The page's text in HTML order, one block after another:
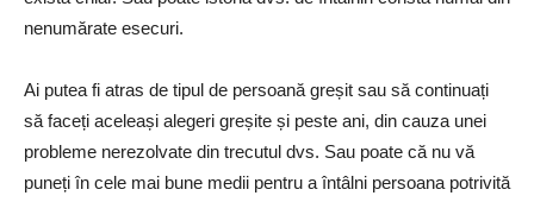
nenumărate esecuri.
Ai putea fi atras de tipul de persoană greșit sau să continuați
să faceți aceleași alegeri greșite și peste ani, din cauza unei
probleme nerezolvate din trecutul dvs. Sau poate că nu vă
puneți în cele mai bune medii pentru a întâlni persoana potrivită